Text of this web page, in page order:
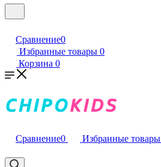
Сравнение0
Избранные товары 0
Корзина 0
Сравнение0 Избранные товары